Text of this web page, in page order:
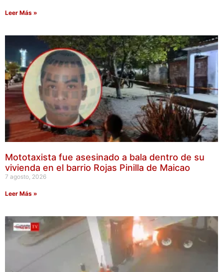
Leer Más »
Mototaxista fue asesinado a bala dentro de su
vivienda en el barrio Rojas Pinilla de Maicao
7 agosto, 2026
Leer Más »